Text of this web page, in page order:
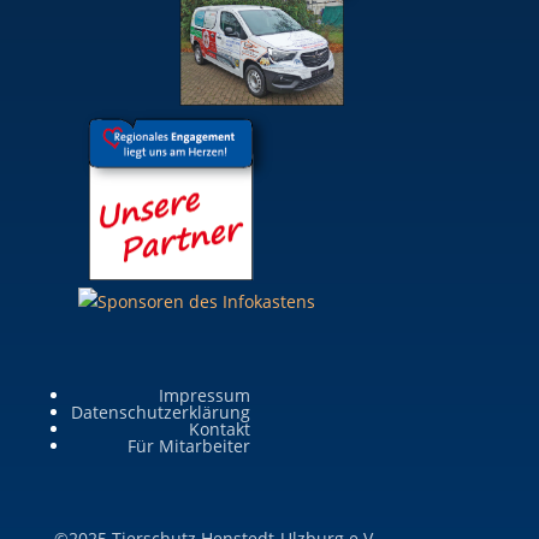
Impressum
Datenschutzerklärung
Kontakt
Für Mitarbeiter